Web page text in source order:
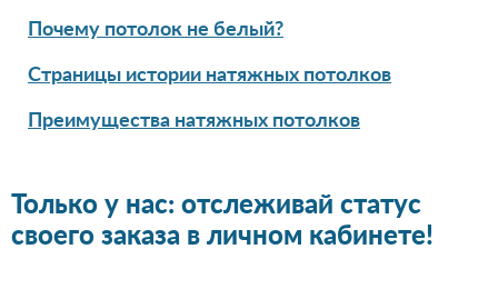
Почему потолок не белый?
Страницы истории натяжных потолков
Преимущества натяжных потолков
Только у нас: отслеживай статус
своего заказа в личном кабинете!